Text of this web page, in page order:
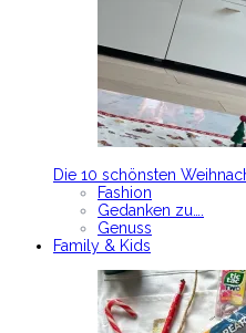
Die 10 schönsten
Fashion
Gedanken zu….
Genuss
Family & Kids